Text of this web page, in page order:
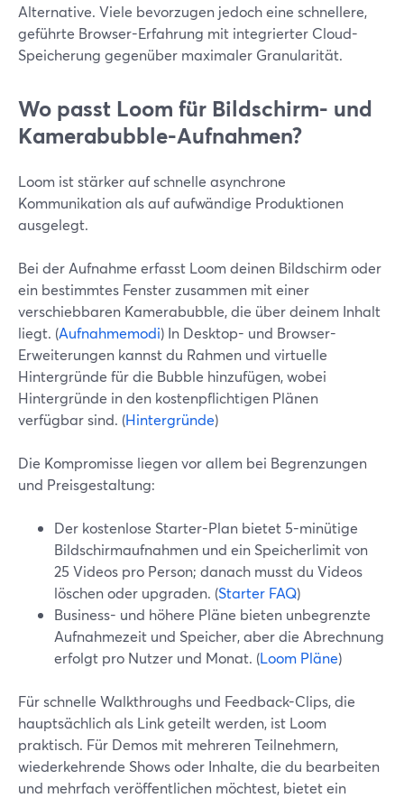
Alternative. Viele bevorzugen jedoch eine schnellere,
geführte Browser-Erfahrung mit integrierter Cloud-
Speicherung gegenüber maximaler Granularität.
Wo passt Loom für Bildschirm- und
Kamerabubble-Aufnahmen?
Loom ist stärker auf schnelle asynchrone
Kommunikation als auf aufwändige Produktionen
ausgelegt.
Bei der Aufnahme erfasst Loom deinen Bildschirm oder
ein bestimmtes Fenster zusammen mit einer
verschiebbaren Kamerabubble, die über deinem Inhalt
liegt. (Aufnahmemodi) In Desktop- und Browser-
Erweiterungen kannst du Rahmen und virtuelle
Hintergründe für die Bubble hinzufügen, wobei
Hintergründe in den kostenpflichtigen Plänen
verfügbar sind. (Hintergründe)
Die Kompromisse liegen vor allem bei Begrenzungen
und Preisgestaltung:
Der kostenlose Starter-Plan bietet 5-minütige
Bildschirmaufnahmen und ein Speicherlimit von
25 Videos pro Person; danach musst du Videos
löschen oder upgraden. (Starter FAQ)
Business- und höhere Pläne bieten unbegrenzte
Aufnahmezeit und Speicher, aber die Abrechnung
erfolgt pro Nutzer und Monat. (Loom Pläne)
Für schnelle Walkthroughs und Feedback-Clips, die
hauptsächlich als Link geteilt werden, ist Loom
praktisch. Für Demos mit mehreren Teilnehmern,
wiederkehrende Shows oder Inhalte, die du bearbeiten
und mehrfach veröffentlichen möchtest, bietet ein